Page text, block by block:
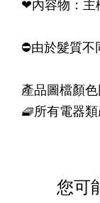
❤內容物：主
⛔由於髮質
產品圖檔顏
🧇所有電器
您可